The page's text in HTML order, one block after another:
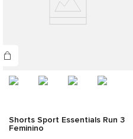
Shorts Sport Essentials Run 3
Feminino